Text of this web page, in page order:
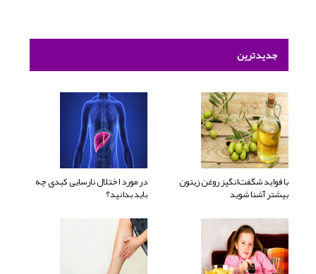
جدیدترین
با فواید شگفت‌انگیز روغن زیتون
بیشتر آشنا شوید
در مورد اختلال نارسایی کبدی چه
باید بدانید؟